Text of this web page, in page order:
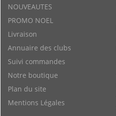
NOUVEAUTES
PROMO NOEL
Livraison
Annuaire des clubs
Suivi commandes
Notre boutique
Plan du site
Mentions Légales